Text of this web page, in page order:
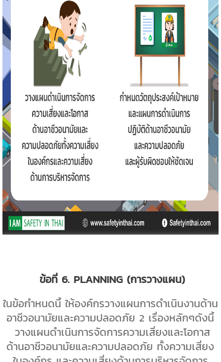
ข้อที่ 6. PLANNING (การวางแผน)
ในข้อกำหนดนี้ ให้องค์กรวางแผนการดำเนินงานด้าน
อาชีวอนามัยและความปลอดภัย 2 เรื่องหลักๆดังนี้
วางแผนดำเนินการจัดการความเสี่ยงและโอกาส
ด้านอาชีวอนามัยและความปลอดภัย ทั้งความเสี่ยง